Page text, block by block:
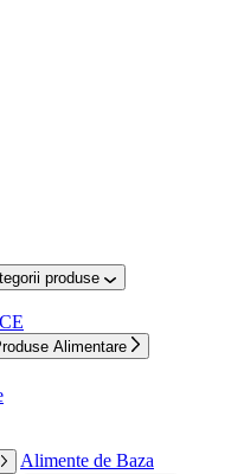
produse
Alimentare
Alimente de Baza